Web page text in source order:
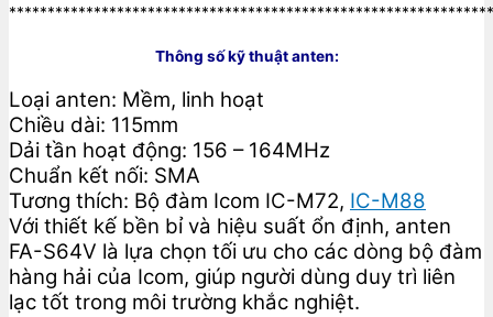
Thông số kỹ thuật anten:
Loại anten: Mềm, linh hoạt
Chiều dài: 115mm
Dải tần hoạt động: 156 – 164MHz
Chuẩn kết nối: SMA
Tương thích: Bộ đàm Icom IC-M72, IC-M88
Với thiết kế bền bỉ và hiệu suất ổn định, anten
FA-S64V là lựa chọn tối ưu cho các dòng bộ đàm
hàng hải của Icom, giúp người dùng duy trì liên
lạc tốt trong môi trường khắc nghiệt.